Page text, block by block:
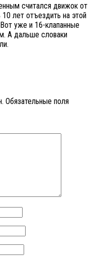
считался движок от
лет отъездить на этой
уже и 16-клапанные
А дальше словаки
Обязательные поля